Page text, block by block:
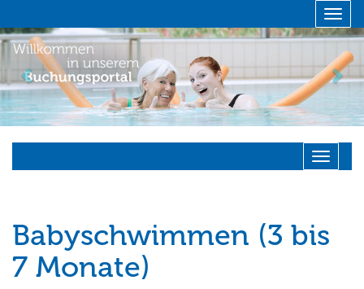
zurück
Babyschwimmen (3 bis
7 Monate)